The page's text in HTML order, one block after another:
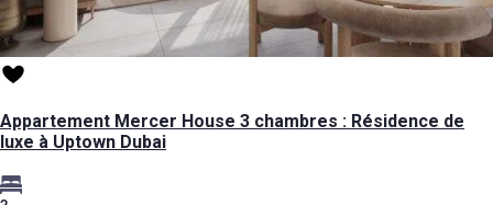
Appartement Mercer House 3 chambres : Résidence de
luxe à Uptown Dubai